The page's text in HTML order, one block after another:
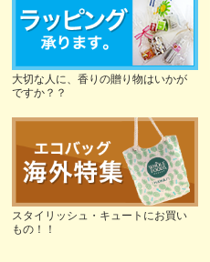
大切な人に、香りの贈り物はいかが
ですか？？
スタイリッシュ・キュートにお買い
もの！！